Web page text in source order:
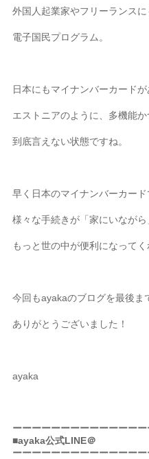
外国人起業家やフリーランスに
電子国民プログラム。
日本にもマイナンバーカードが
エストニアのように、多機能
到底言えない状態ですね。
早く日本のマイナンバーカード
様々な手続きが「家にいながら
もっと世の中が便利になって
今回もayakaのブログを最後ま
ありがとうございました！
ayaka
ーーーーーーーーーーーーー
■ayaka公式LINE＠
ーーーーーーーーーーーーー